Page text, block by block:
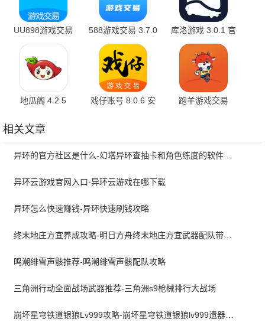
UU898游戏交易
4.3.8 官方版
588游戏交易 3.7.0
官方版
库洛游戏 3.0.1 官
方版
地瓜阁 4.2.5
戏仔账号 8.0.6 安
跑羊游戏交易
相关文章
异环的官方社区是什么-幻塔异环查抽卡和角色练度的软件叫什么
异环云游戏官网入口-异环云游戏在哪下载
异环怎么快速赚钱-异环快速刷钱攻略
终末地庄方宜养成攻略-明日方舟终末地庄方宜武器配队带什么
鸣潮绯雪声骸推荐-鸣潮绯雪声骸配队攻略
三角洲行动全面战场武器推荐-三角洲s9枪械排行大战场
崩坏星穹铁道银狼Lv999攻略-崩坏星穹铁道银狼lv999遗器词条带什么